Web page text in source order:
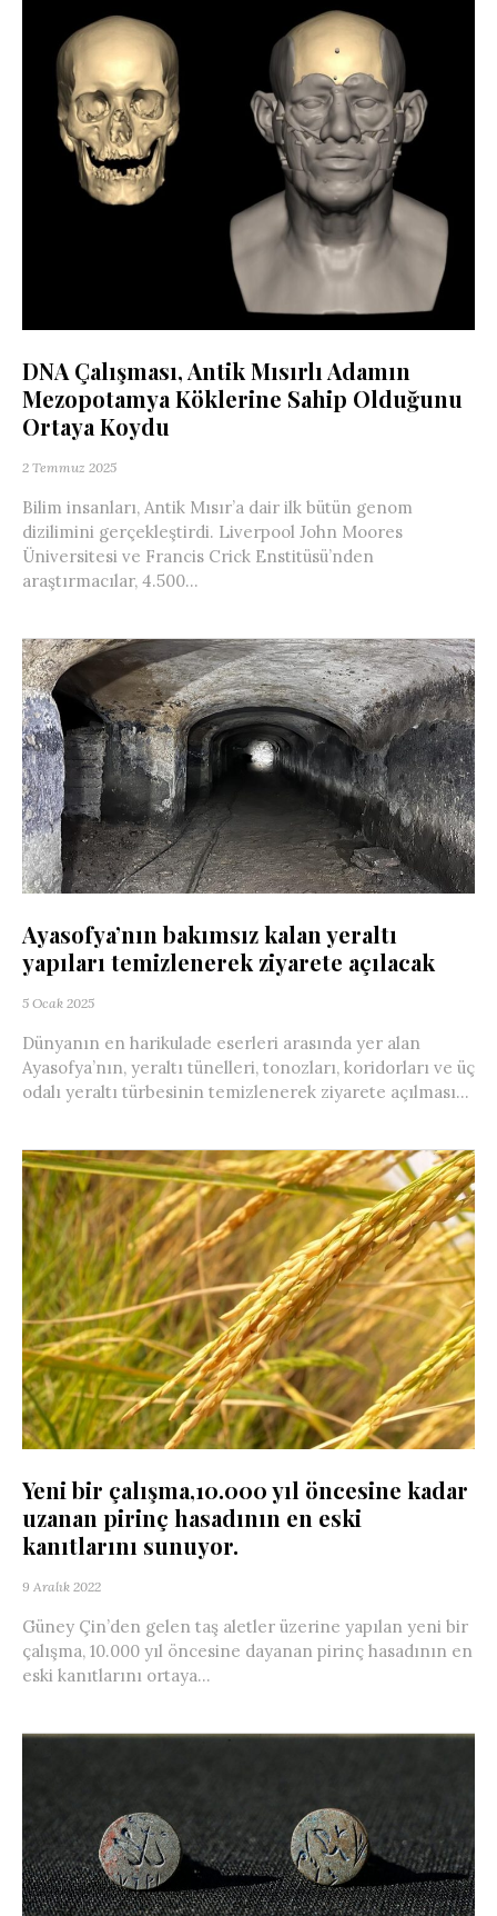
DNA Çalışması, Antik Mısırlı Adamın
Mezopotamya Köklerine Sahip Olduğunu
Ortaya Koydu
2 Temmuz 2025
Bilim insanları, Antik Mısır’a dair ilk bütün genom
dizilimini gerçekleştirdi. Liverpool John Moores
Üniversitesi ve Francis Crick Enstitüsü’nden
araştırmacılar, 4.500...
Ayasofya’nın bakımsız kalan yeraltı
yapıları temizlenerek ziyarete açılacak
5 Ocak 2025
Dünyanın en harikulade eserleri arasında yer alan
Ayasofya’nın, yeraltı tünelleri, tonozları, koridorları ve üç
odalı yeraltı türbesinin temizlenerek ziyarete açılması...
Yeni bir çalışma,10.000 yıl öncesine kadar
uzanan pirinç hasadının en eski
kanıtlarını sunuyor.
9 Aralık 2022
Güney Çin’den gelen taş aletler üzerine yapılan yeni bir
çalışma, 10.000 yıl öncesine dayanan pirinç hasadının en
eski kanıtlarını ortaya...